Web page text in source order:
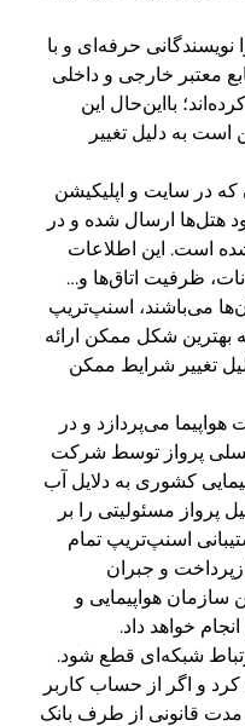
حرفه‌ای و با
معتبر خارجی و داخلی
بااین‌حال این
به دلیل تغییر
در سایت و اپلیکیشن
هتل‌ها ارسال شده و در
است. این اطلاعات
ظرفیت اتاق‌ها و…
می‌باشند، اسنپ‌تریپ
بهترین شکل ممکن ارائه
تغییر شرایط ممکن
می‌پردازد و در
پرواز توسط شرکت
کشوری به دلایل آب
پرواز مسئولیتی را بر
اسنپ‌تریپ تمام
و جبران
سازمان هواپیمایی و
خواهد داد.
شبکه‌ای قطع شود.
و اگر از حساب کاربر
قانونی از طرف بانک